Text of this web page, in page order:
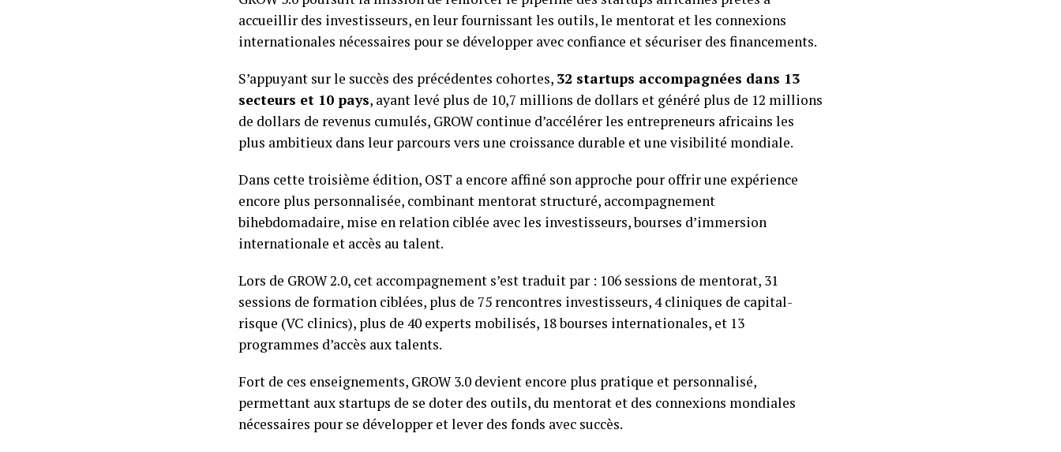
accueillir des investisseurs, en leur fournissant les outils, le mentorat et les connexions
internationales nécessaires pour se développer avec confiance et sécuriser des financements.
S’appuyant sur le succès des précédentes cohortes, 32 startups accompagnées dans 13
secteurs et 10 pays, ayant levé plus de 10,7 millions de dollars et généré plus de 12 millions
de dollars de revenus cumulés, GROW continue d’accélérer les entrepreneurs africains les
plus ambitieux dans leur parcours vers une croissance durable et une visibilité mondiale.
Dans cette troisième édition, OST a encore affiné son approche pour offrir une expérience
encore plus personnalisée, combinant mentorat structuré, accompagnement
bihebdomadaire, mise en relation ciblée avec les investisseurs, bourses d’immersion
internationale et accès au talent.
Lors de GROW 2.0, cet accompagnement s’est traduit par : 106 sessions de mentorat, 31
sessions de formation ciblées, plus de 75 rencontres investisseurs, 4 cliniques de capital-
risque (VC clinics), plus de 40 experts mobilisés, 18 bourses internationales, et 13
programmes d’accès aux talents.
Fort de ces enseignements, GROW 3.0 devient encore plus pratique et personnalisé,
permettant aux startups de se doter des outils, du mentorat et des connexions mondiales
nécessaires pour se développer et lever des fonds avec succès.